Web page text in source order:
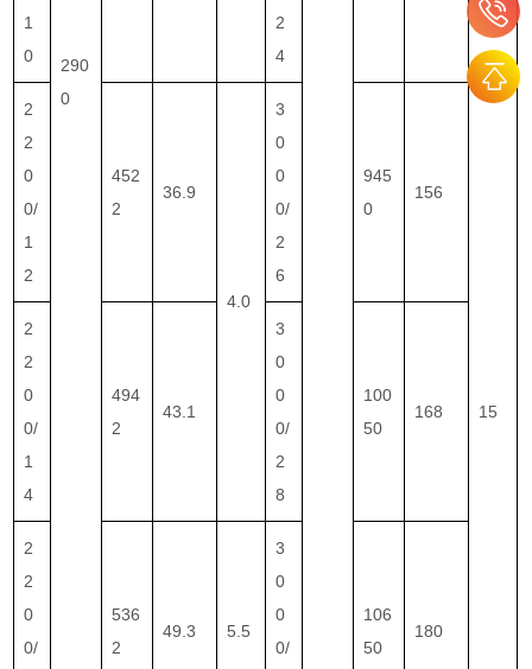
290
0
1
0
2
4
2
2
0
0/
1
2
452
2
36.9
4.0
3
0
0
0/
2
6
945
0
156
15
2
2
0
0/
1
4
494
2
43.1
3
0
0
0/
2
8
100
50
168
2
2
0
0/
536
2
49.3 5.5
3
0
0
0/
106
50
180